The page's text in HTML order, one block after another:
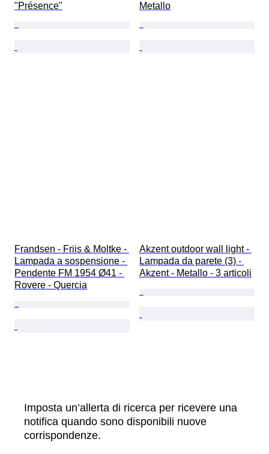
"Présence"
Metallo
Frandsen - Friis & Moltke -
Lampada a sospensione -
Pendente FM 1954 Ø41 -
Rovere - Quercia
Akzent outdoor wall light -
Lampada da parete (3) -
Akzent - Metallo - 3 articoli
Imposta un’allerta di ricerca per ricevere una
notifica quando sono disponibili nuove
corrispondenze.